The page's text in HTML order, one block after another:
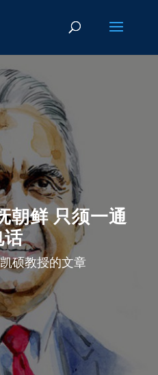
朝鲜 只须一通
话
硕教授的文章